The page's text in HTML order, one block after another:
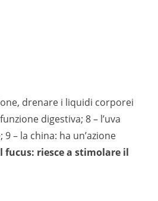
drenare i liquidi corporei
digestiva; 8 – l’uva
– la china: ha un’azione
fucus: riesce a stimolare il